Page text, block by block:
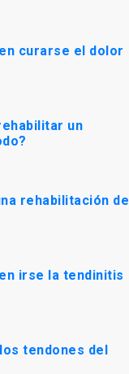
curarse el dolor
un
rehabilitación de
irse la tendinitis
tendones del